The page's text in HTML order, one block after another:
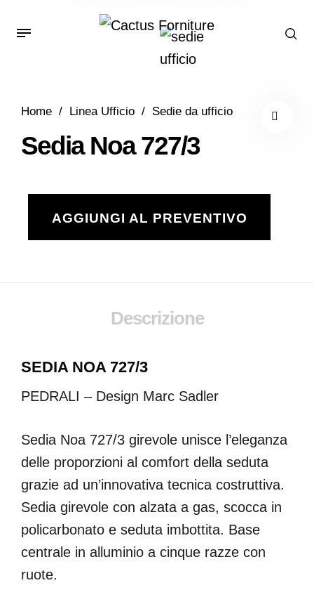
Home / Linea Ufficio / Sedie da ufficio
Sedia Noa 727/3
AGGIUNGI AL PREVENTIVO
Descrizione
SEDIA NOA 727/3
PEDRALI – Design Marc Sadler
Sedia Noa 727/3 girevole unisce l’eleganza
delle proporzioni al comfort della seduta
grazie ad un’innovativa tecnica costruttiva.
Sedia girevole con alzata a gas, scocca in
policarbonato e seduta imbottita. Base
centrale in alluminio a cinque razze con
ruote.